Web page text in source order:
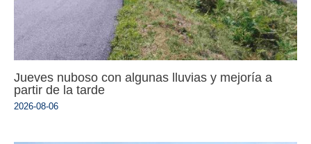
Jueves nuboso con algunas lluvias y mejoría a
partir de la tarde
2026-08-06